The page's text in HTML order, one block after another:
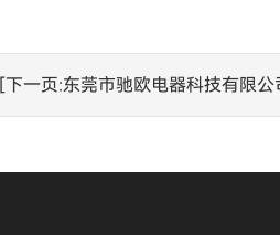
[下一页:东莞市驰欧电器科技有限公